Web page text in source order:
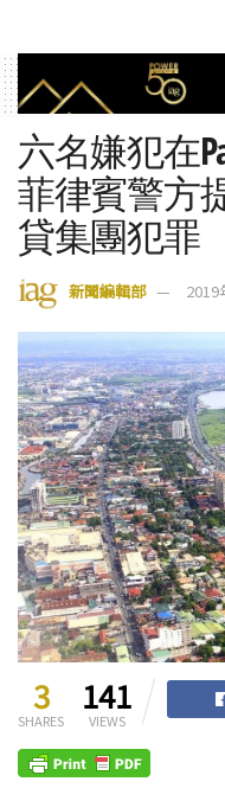
六名嫌犯在
菲律賓警方
貸集團犯罪
新聞編輯部 2019
3
SHARES
141
VIEWS